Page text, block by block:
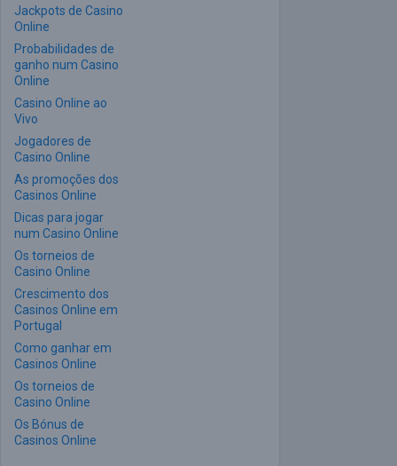
Jackpots de Casino
Online
Probabilidades de
ganho num Casino
Online
Casino Online ao
Vivo
Jogadores de
Casino Online
As promoções dos
Casinos Online
Dicas para jogar
num Casino Online
Os torneios de
Casino Online
Crescimento dos
Casinos Online em
Portugal
Como ganhar em
Casinos Online
Os torneios de
Casino Online
Os Bónus de
Casinos Online